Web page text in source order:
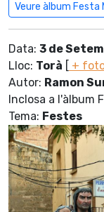
Veure àlbum Festa
Data: 3 de
Lloc: Torà [ +
Autor: Ramon
Inclosa a l'àlbum
Tema: Festes